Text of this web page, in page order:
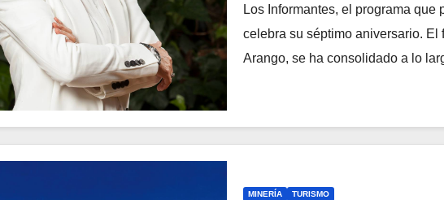
Los Informantes, el programa
celebra su séptimo aniversario.
Arango, se ha consolidado a lo
MINERÍA TURISMO